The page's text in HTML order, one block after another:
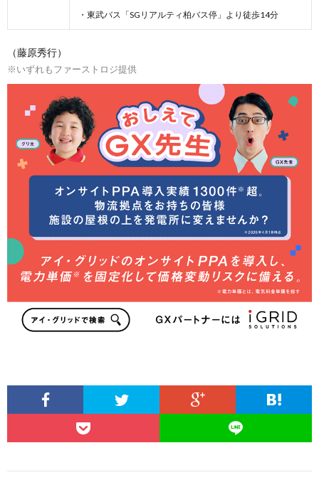
・東武バス「SGリアルティ柏バス停」より徒歩14分
（藤原秀行）
※いずれもファーストロジ提供